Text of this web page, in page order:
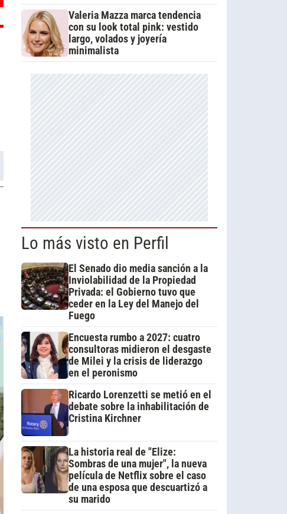
Valeria Mazza marca tendencia
con su look total pink: vestido
largo, volados y joyería
minimalista
Lo más visto en Perfil
El Senado dio media sanción a la
Inviolabilidad de la Propiedad
Privada: el Gobierno tuvo que
ceder en la Ley del Manejo del
Fuego
Encuesta rumbo a 2027: cuatro
consultoras midieron el desgaste
de Milei y la crisis de liderazgo
en el peronismo
Ricardo Lorenzetti se metió en el
debate sobre la inhabilitación de
Cristina Kirchner
La historia real de "Elize:
Sombras de una mujer", la nueva
película de Netflix sobre el caso
de una esposa que descuartizó a
su marido